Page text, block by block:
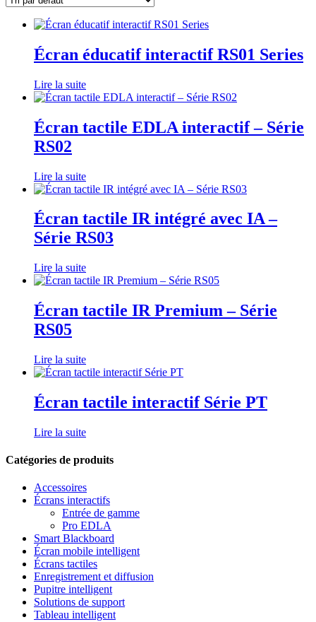
Écran éducatif interactif RS01 Series
Lire la suite
Écran tactile EDLA interactif – Série
RS02
Lire la suite
Écran tactile IR intégré avec IA –
Série RS03
Lire la suite
Écran tactile IR Premium – Série
RS05
Lire la suite
Écran tactile interactif Série PT
Lire la suite
Catégories de produits
Accessoires
Écrans interactifs
Entrée de gamme
Pro EDLA
Smart Blackboard
Écran mobile intelligent
Écrans tactiles
Enregistrement et diffusion
Pupitre intelligent
Solutions de support
Tableau intelligent